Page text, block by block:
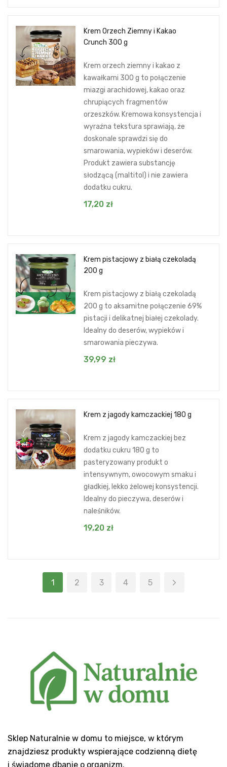
Krem Orzech Ziemny i Kakao
Crunch 300 g
Krem orzech ziemny i kakao z
kawałkami 300 g to połączenie
miazgi arachidowej, kakao oraz
chrupiących fragmentów
orzeszków. Kremowa konsystencja i
wyraźna tekstura sprawiają, że
doskonale sprawdzi się do
smarowania, wypieków i deserów.
Produkt zawiera substancję
słodzącą (maltitol) i nie zawiera
dodatku cukru.
17,20 zł
Krem pistacjowy z białą czekoladą
200 g
Krem pistacjowy z białą czekoladą
200 g to aksamitne połączenie 69%
pistacji i delikatnej białej czekolady.
Idealny do deserów, wypieków i
smarowania pieczywa.
39,99 zł
Krem z jagody kamczackiej 180 g
Krem z jagody kamczackiej bez
dodatku cukru 180 g to
pasteryzowany produkt o
intensywnym, owocowym smaku i
gładkiej, lekko żelowej konsystencji.
Idealny do pieczywa, deserów i
naleśników.
19,20 zł
1 2 3 4 5
Sklep Naturalnie w domu to miejsce, w którym
znajdziesz produkty wspierające codzienną dietę
i świadome dbanie o organizm.